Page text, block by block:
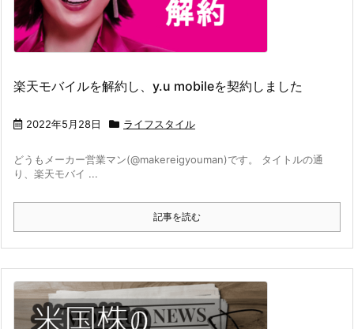
楽天モバイルを解約し、y.u mobileを契約しました
2022年5月28日 ライフスタイル
どうもメーカー営業マン(@makereigyouman)です。 タイトルの通
り、楽天モバイ ...
記事を読む